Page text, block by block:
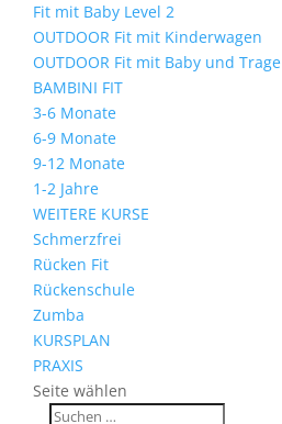
Fit mit Baby Level 2
OUTDOOR Fit mit Kinderwagen
OUTDOOR Fit mit Baby und Trage
BAMBINI FIT
3-6 Monate
6-9 Monate
9-12 Monate
1-2 Jahre
WEITERE KURSE
Schmerzfrei
Rücken Fit
Rückenschule
Zumba
KURSPLAN
PRAXIS
Seite wählen